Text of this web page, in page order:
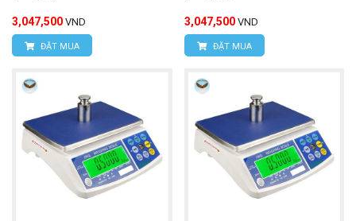
3,047,500 VND
ĐẶT MUA
3,047,500 VND
ĐẶT MUA